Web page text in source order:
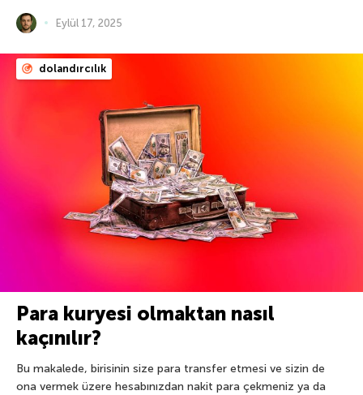
Eylül 17, 2025
dolandırcılık
Para kuryesi olmaktan nasıl
kaçınılır?
Bu makalede, birisinin size para transfer etmesi ve sizin de
ona vermek üzere hesabınızdan nakit para çekmeniz ya da